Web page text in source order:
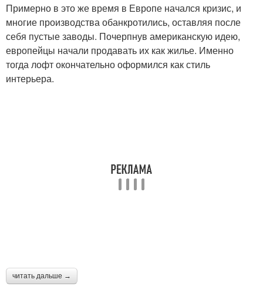
Примерно в это же время в Европе начался кризис, и
многие производства обанкротились, оставляя после
себя пустые заводы. Почерпнув американскую идею,
европейцы начали продавать их как жилье. Именно
тогда лофт окончательно оформился как стиль
интерьера.
читать дальше →